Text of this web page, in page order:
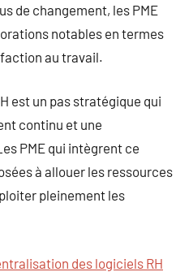
de changement, les PME
notables en termes
au travail.
est un pas stratégique qui
continu et une
PME qui intègrent ce
à allouer les ressources
pleinement les
des logiciels RH